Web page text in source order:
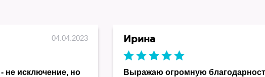
04.04.2023
не исключение, но
Ирина
Выражаю огромную